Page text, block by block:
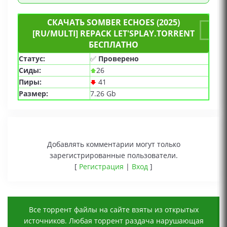
СКАЧАТЬ SOMBER ECHOES (2025)
[RU/MULTI] REPACK LET'SРLAY.TORRENT
БЕСПЛАТНО
Статус: ✅ Проверено
Сиды:
26
Пиры:
41
Размер:
7.26 Gb
Добавлять комментарии могут только
зарегистрированные пользователи.
[ Регистрация | Вход ]
Все торрент файлы на сайте взяты из открытых
источников. Любая торрент раздача нарушающая